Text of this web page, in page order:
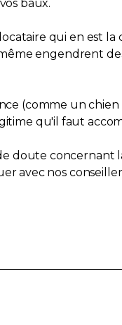
baux.
qui en est la
engendrent
(comme un
qu'il faut
doute concernant
avec nos